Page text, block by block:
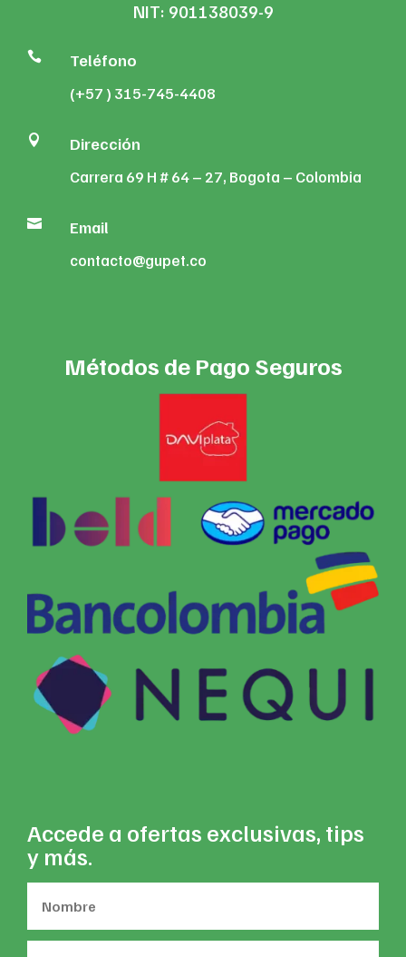
NIT: 901138039-9
 Teléfono
(+57 ) 315-745-4408
 Dirección
Carrera 69 H # 64 – 27, Bogota – Colombia
 Email
contacto@gupet.co
Métodos de Pago Seguros
Accede a ofertas exclusivas, tips
y más.